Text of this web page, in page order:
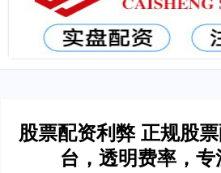
股票配资利弊 正规股
台，透明费率，